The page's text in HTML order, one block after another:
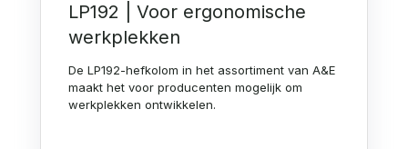
LP192 | Voor ergonomische
werkplekken
De LP192-hefkolom in het assortiment van A&E
maakt het voor producenten mogelijk om
werkplekken ontwikkelen.